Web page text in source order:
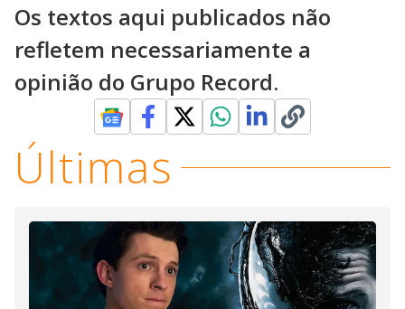
Os textos aqui publicados não
refletem necessariamente a
opinião do Grupo Record.
Últimas